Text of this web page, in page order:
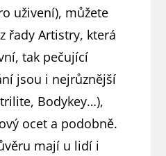
uživení), můžete
řady Artistry, která
tak pečující
jsou i nejrůznější
Bodykey…),
ocet a podobně.
mají u lidí i